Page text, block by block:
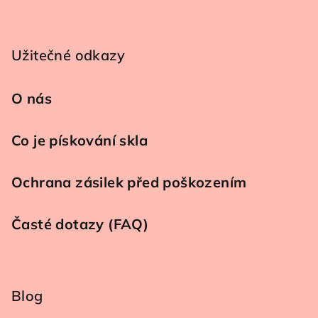
Užitečné odkazy
O nás
Co je pískování skla
Ochrana zásilek před poškozením
Časté dotazy (FAQ)
Blog